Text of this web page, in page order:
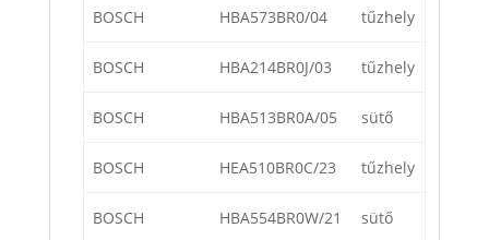
BOSCH HBA573BR0/04 tűzhely
BOSCH HBA214BR0J/03 tűzhely
BOSCH HBA513BR0A/05 sütő
BOSCH HEA510BR0C/23 tűzhely
BOSCH HBA554BR0W/21 sütő